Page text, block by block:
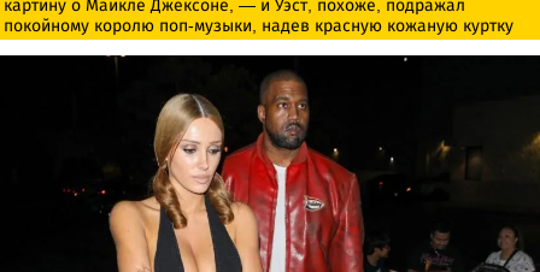
картину о Майкле Джексоне, — и Уэст, похоже, подражал
покойному королю поп-музыки, надев красную кожаную куртку